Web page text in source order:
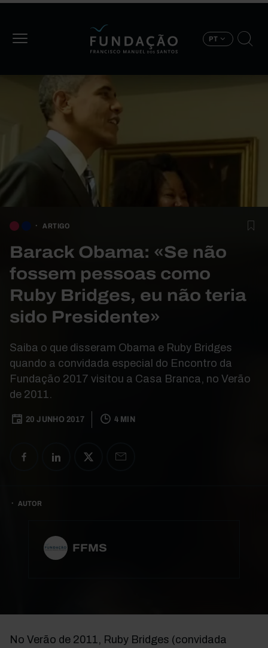
PT
ARTIGO
Barack Obama: «Se não
fossem pessoas como
Ruby Bridges, eu não teria
sido Presidente»
Saiba o que disseram Obama e Ruby Bridges
quando a convidada especial do Encontro da
Fundação 2017 visitou a Casa Branca, no Verão
de 2011.
20 JUNHO 2017 4 MIN
AUTOR
FFMS
No Verão de 2011, Ruby Bridges (convidada